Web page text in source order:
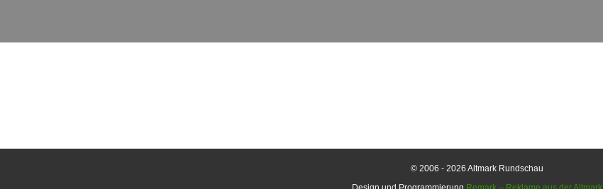
© 2006 - 2026 Altmark Rundschau